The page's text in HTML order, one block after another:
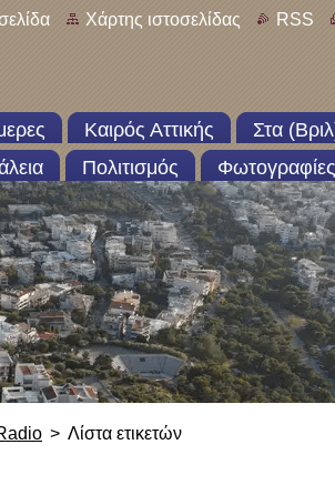
Χάρτης ιστοσελίδας RSS
Καιρός Αττικής
Στα
Πολιτισμός
> Λίστα ετικετών